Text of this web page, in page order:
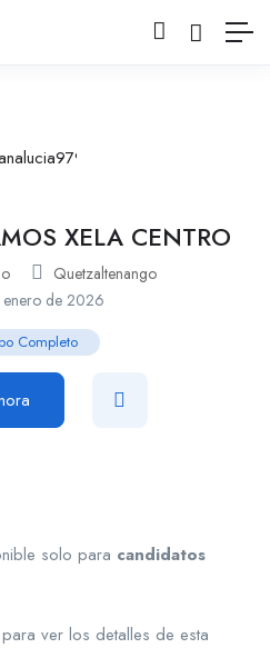
XELA CENTRO
Quetzaltenango
de 2026
Completo
solo para candidatos
para ver los detalles de esta